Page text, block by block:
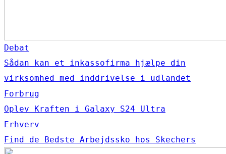
Debat
Sådan kan et inkassofirma hjælpe din
virksomhed med inddrivelse i udlandet
Forbrug
Oplev Kraften i Galaxy S24 Ultra
Erhverv
Find de Bedste Arbejdssko hos Skechers